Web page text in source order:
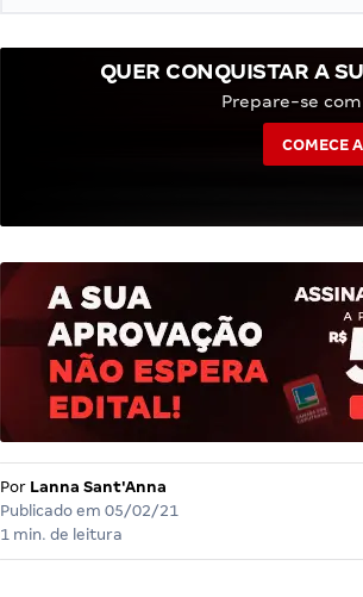
QUER CONQUISTAR A
Prepare-se
COMECE
Por Lanna Sant'Anna
Publicado em 05/02/21
1 min. de leitura